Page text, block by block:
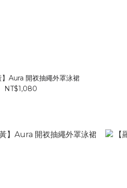
】Aura 開衩抽繩外罩泳裙
NT$1,080